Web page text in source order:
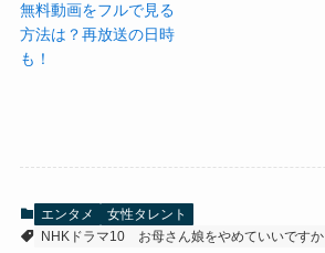
無料動画をフルで見る
方法は？再放送の日時
も！
エンタメ
女性タレント
NHKドラマ10
お母さん娘をやめていいですか